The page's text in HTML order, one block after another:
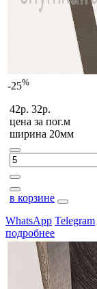
-25%
42р. 32р.
цена за пог.м
ширина 20мм
в корзине
WhatsApp Telegram
подробнее